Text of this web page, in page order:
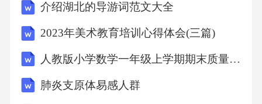
（1）激活caspase途径：痰咳净片可激活细胞凋
（2）抑制抗凋亡蛋白：痰咳净片可抑制抗凋亡
介绍湖北的导游词范文大全
2023年美术教育培训心得体会(三篇)
人教版小学数学一年级上学期期末质量模拟试题测试卷(带答案)
肺炎支原体易感人群